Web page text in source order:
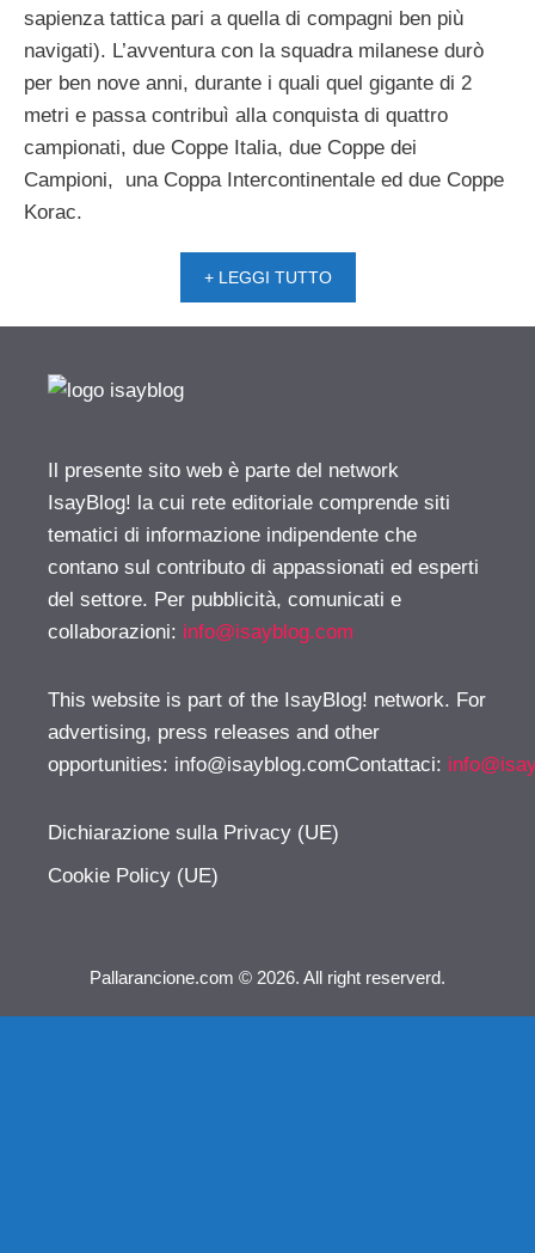
sapienza tattica pari a quella di compagni ben più
navigati). L’avventura con la squadra milanese durò
per ben nove anni, durante i quali quel gigante di 2
metri e passa contribuì alla conquista di quattro
campionati, due Coppe Italia, due Coppe dei
Campioni, una Coppa Intercontinentale ed due Coppe
Korac.
+ LEGGI TUTTO
Il presente sito web è parte del network
IsayBlog! la cui rete editoriale comprende siti
tematici di informazione indipendente che
contano sul contributo di appassionati ed esperti
del settore. Per pubblicità, comunicati e
collaborazioni: info@isayblog.com
This website is part of the IsayBlog! network. For
advertising, press releases and other
opportunities: info@isayblog.comContattaci:
Dichiarazione sulla Privacy (UE)
Cookie Policy (UE)
Pallarancione.com © 2026. All right reserverd.